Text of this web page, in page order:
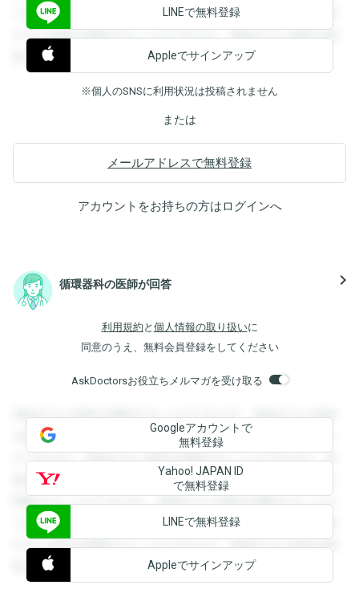
できます。登録すると回答を閲覧することができます。登録
すると回答を閲覧することができます。登録すると回答を閲
覧することができます。
LINEで無料登録
Appleでサインアップ
※個人のSNSに利用状況は投稿されません
または
メールアドレスで無料登録
アカウントをお持ちの方はログインへ
循環器科の医師が回答 navigate_next
利用規約 と 個人情報の取り扱いに
同意のうえ、無料会員登録をしてください
AskDoctorsお役立ちメルマガを受け取る
登録すると回答を閲覧することができます。登録すると回答
を閲覧することができます。登録すると回答を閲覧すること
ができます。登録すると回答を閲覧することができます。登
録すると回答を閲覧することができます。登録すると回答を
閲覧することができます。登録すると回答を閲覧することが
できます。登録すると回答を閲覧することができます。登録
すると回答を閲覧することができます。登録すると回答を閲
覧することができます。
Googleアカウントで
無料登録
Yahoo! JAPAN ID
で無料登録
LINEで無料登録
Appleでサインアップ